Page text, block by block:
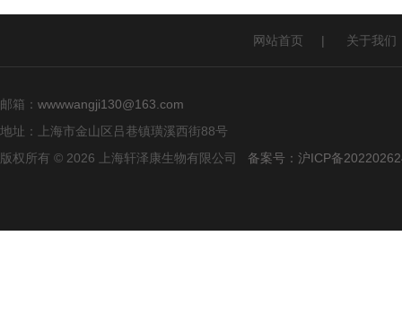
网站首页 | 关于我们
邮箱： wwwwangji130@163.com
地址：上海市金山区吕巷镇璜溪西街88号
版权所有 © 2026 上海轩泽康生物有限公司 备案号：沪ICP备